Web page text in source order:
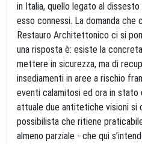
in Italia, quello legato al
esso connessi. La domanda
Restauro Architettonico ci si
una risposta è: esiste la
mettere in sicurezza, ma di
insediamenti in aree a rischio
eventi calamitosi ed ora in stato
attuale due antitetiche visioni si
possibilista che ritiene
almeno parziale - che qui